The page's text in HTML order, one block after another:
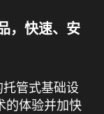
，快速、安
管式基础设
的体验并加快